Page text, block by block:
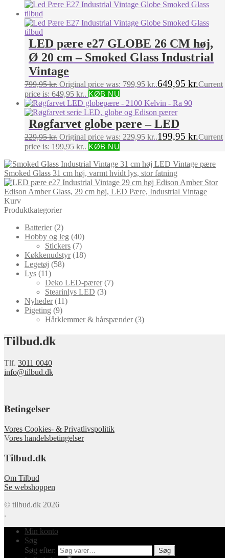
LED pære e27 GLOBE 26 CM høj,
Ø 20 cm – Smoked Glass Industrial
Vintage
799,95kr. Original price was: 799,95 kr..649,95 kr.Current
price is: 649,95 kr.. KØB NU
Røgfarvet globe pære – LED
229,95kr. Original price was: 229,95 kr..199,95 kr.Current
price is: 199,95 kr.. KØB NU
Vintage pære
Smoked Glass 31 cm høj, varmt hvidt lys, stor fatning
Stor
Edison Amber Glass, 29 cm høj, LED Pære, Industrial Vintage
Kurv
Produktkategorier
Batterier (2)
Hobby og leg (40)
Stickers (7)
Køkkenudstyr (18)
Legetøj (58)
Lys (11)
Deko LED-pærer (7)
Stearinlys LED (3)
Nyheder (11)
Pigeting (9)
Hårklemmer & hårspænder (3)
Tilbud.dk
Tlf. 3011 0040
info@tilbud.dk
Betingelser
Vores Cookies- & Privatlivspolitik
Vores handelsbetingelser
Tilbud.dk
Om Tilbud
Se webshoppen
© tilbud.dk 2026
.
Min konto
Søg
Søg efter:
Søg